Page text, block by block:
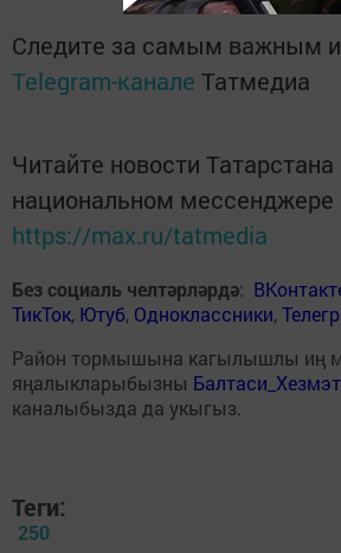
Следите за самым важным
Telegram-канале Татмедиа
Читайте новости Татарстана
национальном
https://max.ru/tatmedia
Без социаль челтәрләрдә:
ТикТок, Ютуб, Одноклассники,
Район тормышына кагылышлы иң
яңалыкларыбызны Балтаси_Хезмэт
каналыбызда да укыгыз.
Теги:
250